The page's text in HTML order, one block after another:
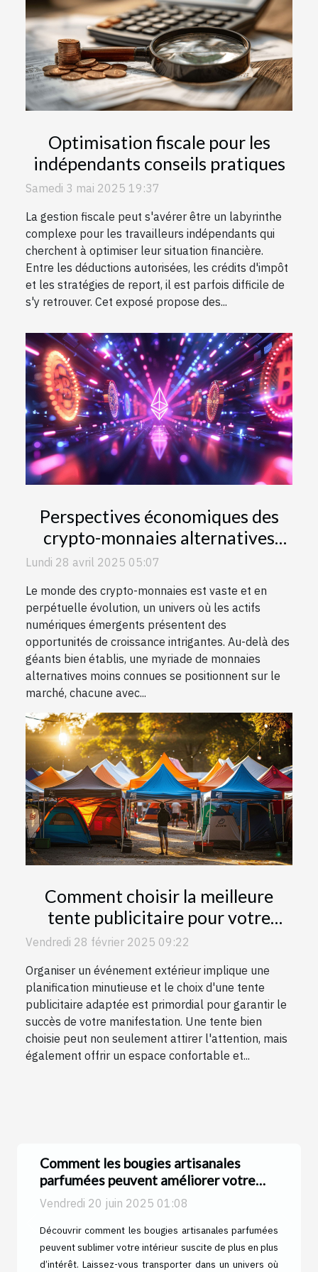
Optimisation fiscale pour les
indépendants conseils pratiques
Samedi 3 mai 2025 19:37
La gestion fiscale peut s'avérer être un labyrinthe
complexe pour les travailleurs indépendants qui
cherchent à optimiser leur situation financière.
Entre les déductions autorisées, les crédits d'impôt
et les stratégies de report, il est parfois difficile de
s'y retrouver. Cet exposé propose des...
Perspectives économiques des
crypto-monnaies alternatives
moins connues avec potentiel de
Lundi 28 avril 2025 05:07
Le monde des crypto-monnaies est vaste et en
perpétuelle évolution, un univers où les actifs
numériques émergents présentent des
opportunités de croissance intrigantes. Au-delà des
géants bien établis, une myriade de monnaies
alternatives moins connues se positionnent sur le
marché, chacune avec...
Comment choisir la meilleure
tente publicitaire pour votre
prochain événement
Vendredi 28 février 2025 09:22
Organiser un événement extérieur implique une
planification minutieuse et le choix d'une tente
publicitaire adaptée est primordial pour garantir le
succès de votre manifestation. Une tente bien
choisie peut non seulement attirer l'attention, mais
également offrir un espace confortable et...
Comment les bougies artisanales
parfumées peuvent améliorer votre
intérieur
Vendredi 20 juin 2025 01:08
Découvrir comment les bougies artisanales parfumées
peuvent sublimer votre intérieur suscite de plus en plus
d’intérêt. Laissez-vous transporter dans un univers où
Previous